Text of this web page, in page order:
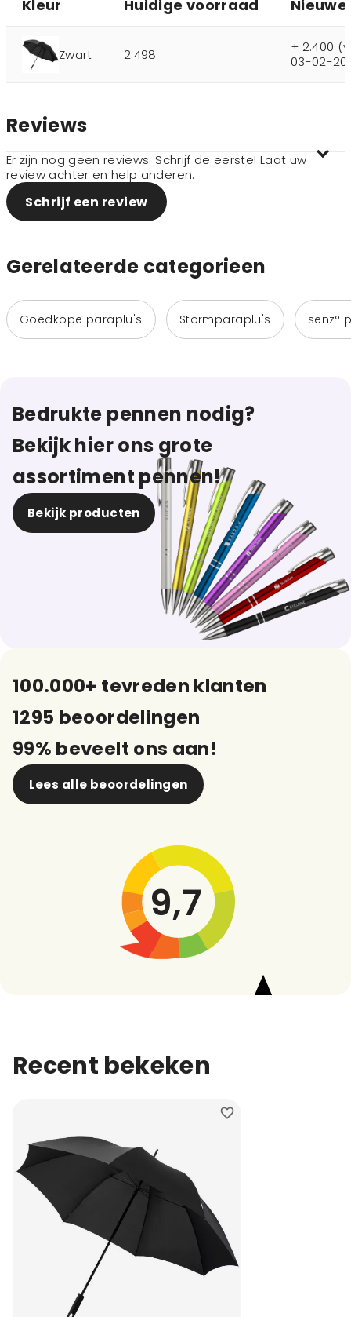
Kleur Huidige voorraad
Zwart 2.498
+ 2.400
03-02-
Reviews
Er zijn nog geen reviews. Schrijf de eerste! Laat uw
review achter en help anderen.
Schrijf een review
Gerelateerde categorieen
Goedkope paraplu's Stormparaplu's senz°
Bedrukte pennen nodig?
Bekijk hier ons grote
assortiment pennen!
Bekijk producten
100.000+ tevreden klanten
1295 beoordelingen
99% beveelt ons aan!
Lees alle beoordelingen
9,7
Recent bekeken